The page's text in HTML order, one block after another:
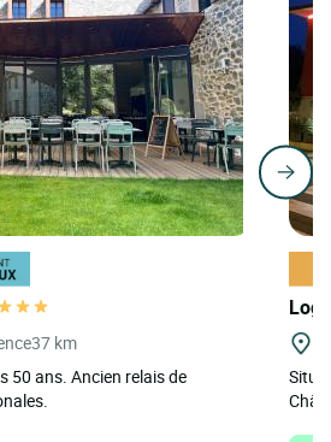
37 km
50 ans. Ancien relais de
Situé